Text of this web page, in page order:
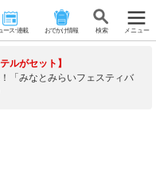
ース･連載 おでかけ情報 検 索 メニュー
ルがセット】
「みなとみらいフェスティバ